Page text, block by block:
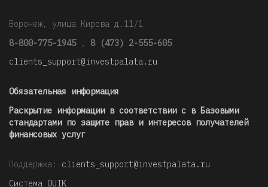
Воронеж, улица Кирова д.11/1
8-800-775-1945 , 8 (473) 2-555-605
clients_support@investpalata.ru
Обязательная информация
Раскрытие информации в соответствии с в Базовыми
стандартами по защите прав и интересов получателей
финансовых услуг
Поддержка: clients_support@investpalata.ru
Система QUIK